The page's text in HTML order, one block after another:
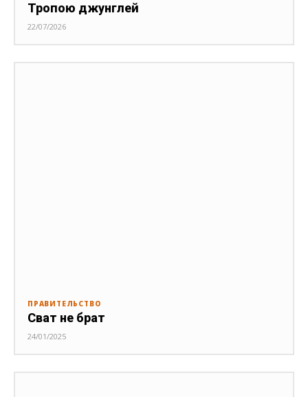
Тропою джунглей
22/07/2026
ПРАВИТЕЛЬСТВО
Сват не брат
24/01/2025